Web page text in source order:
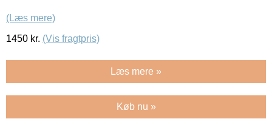
(Læs mere)
1450 kr. (Vis fragtpris)
Læs mere »
Køb nu »